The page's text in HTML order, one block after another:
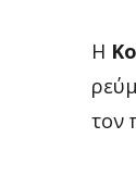
Η
τον